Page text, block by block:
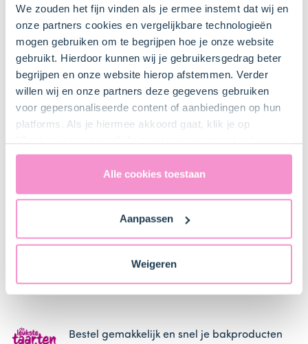
We zouden het fijn vinden als je ermee instemt dat wij en
onze partners cookies en vergelijkbare technologieën
mogen gebruiken om te begrijpen hoe je onze website
gebruikt. Hierdoor kunnen wij je gebruikersgedrag beter
begrijpen en onze website hierop afstemmen. Verder
willen wij en onze partners deze gegevens gebruiken
voor gepersonaliseerde content of aanbiedingen op hun
platforms. Als je hiermee akkoord gaat, klik je op
uitdrukkelijk een eventuele gegevensoverdracht naar de
Verenigde Staten in de zin van artikel 49 AVG. Raadpleeg
ons
naar technology providers en partners in de Verenigde
Staten. Je kunt op elk moment van gedachten
Alle cookies toestaan
Aanpassen
Weigeren
170 g (gram)
Aardbeienjam
Keukenspullen
Bakplaat met bakpapier
Mixer met deeghaken
Kom
Bestel dit product online
Bestel gemakkelijk en snel je bakproducten